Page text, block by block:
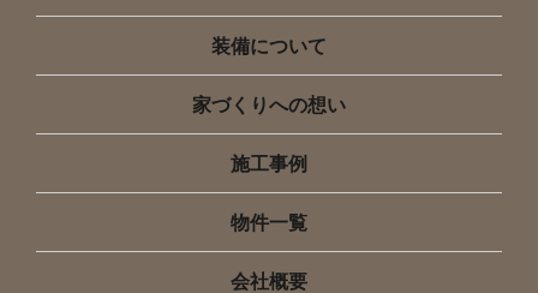
装備について
家づくりへの想い
施工事例
物件一覧
会社概要